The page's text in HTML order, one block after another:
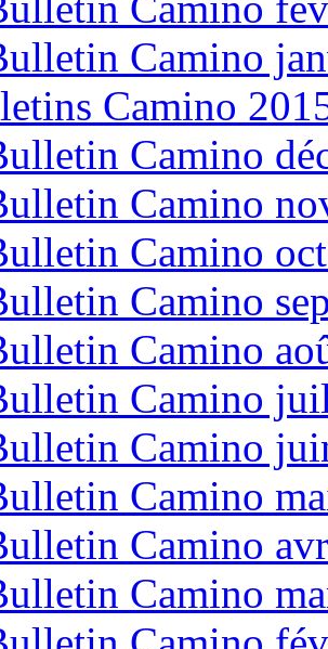
Camino
Camino
Camino
Camino
Camino
Camino
Camino
Camino
Camino
Camino
Camino
Camino